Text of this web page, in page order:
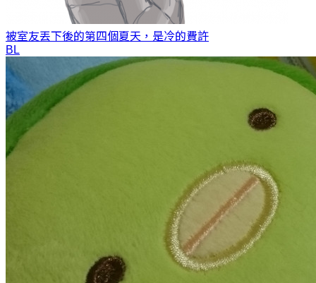
被室友丟下後的第四個夏天，是冷的費許
BL